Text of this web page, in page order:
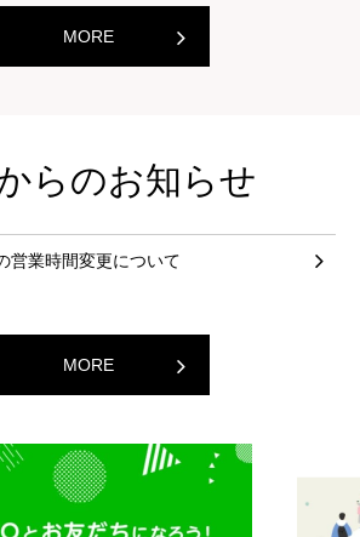
MORE
らのお知らせ
営業時間変更について
MORE